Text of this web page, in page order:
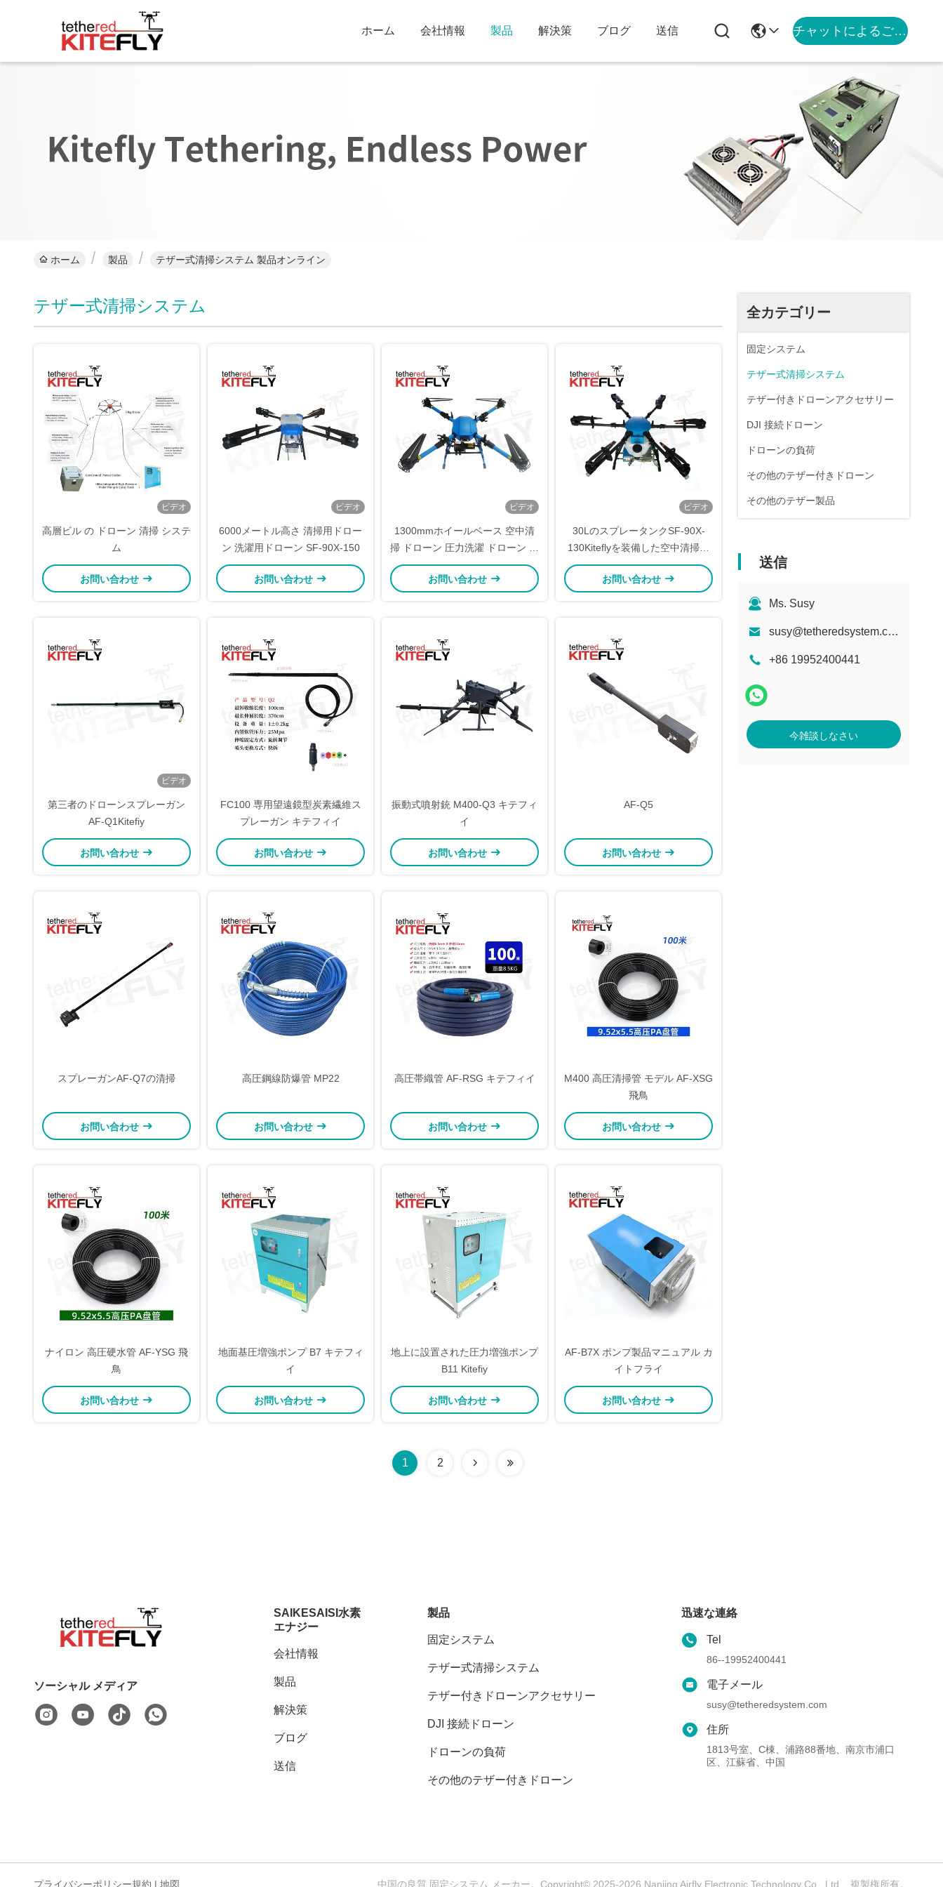
ホーム 会社情報 製品 解決策 ブログ 送信 チャットによるご相談
ホーム 製品 テザー式清掃システム 製品オンライン
全カテゴリー
固定システム
テザー式清掃システム
テザー付きドローンアクセサリー
DJI 接続ドローン
ドローンの負荷
その他のテザー付きドローン
その他のテザー製品
送信
Ms. Susy
susy@tetheredsystem.com
+86 19952400441
今雑談しなさい
テザー式清掃システム
ビデオ
高層ビル の ドローン 清掃 システ
ム
お問い合わせ
ビデオ
6000メートル高さ 清掃用ドロー
ン 洗濯用ドローン SF-90X-150
お問い合わせ
ビデオ
1300mmホイールベース 空中清
掃 ドローン 圧力洗濯 ドローン 長
飛行時間 SF-90X-110 飛鳥
お問い合わせ
ビデオ
30LのスプレータンクSF-90X-
130Kiteflyを装備した空中清掃用
ドローン
お問い合わせ
ビデオ
第三者のドローンスプレーガン
AF-Q1Kitefiy
お問い合わせ
FC100 専用望遠鏡型炭素繊維ス
プレーガン キテフィイ
お問い合わせ
振動式噴射銃 M400-Q3 キテフィ
イ
お問い合わせ
AF-Q5
お問い合わせ
スプレーガンAF-Q7の清掃
お問い合わせ
高圧鋼線防爆管 MP22
お問い合わせ
高圧帯織管 AF-RSG キテフィイ
お問い合わせ
M400 高圧清掃管 モデル AF-XSG
飛鳥
お問い合わせ
ナイロン 高圧硬水管 AF-YSG 飛
鳥
お問い合わせ
地面基圧増強ポンプ B7 キテフィ
イ
お問い合わせ
地上に設置された圧力増強ポンプ
B11 Kitefiy
お問い合わせ
AF-B7X ポンプ製品マニュアル カ
イトフライ
お問い合わせ
1 2
ソーシャル メディア
SAIKESAISI水素
エナジー
会社情報
製品
解決策
ブログ
送信
製品
固定システム
テザー式清掃システム
テザー付きドローンアクセサリー
DJI 接続ドローン
ドローンの負荷
その他のテザー付きドローン
迅速な連絡
Tel
86--19952400441
電子メール
susy@tetheredsystem.com
住所
1813号室、C棟、浦路88番地、南京市浦口
区、江蘇省、中国
プライバシーポリシー規約 | 地図 中国の良質 固定システム メーカー。Copyright© 2025-2026 Nanjing Airfly Electronic Technology Co., Ltd. . 複製権所有。